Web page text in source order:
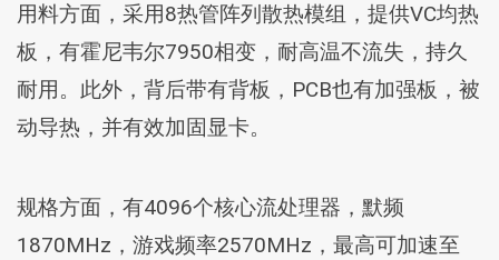
用料方面，采用8热管阵列散热模组，提供VC均热
板，有霍尼韦尔7950相变，耐高温不流失，持久
耐用。此外，背后带有背板，PCB也有加强板，被
动导热，并有效加固显卡。
规格方面，有4096个核心流处理器，默频
1870MHz，游戏频率2570MHz，最高可加速至